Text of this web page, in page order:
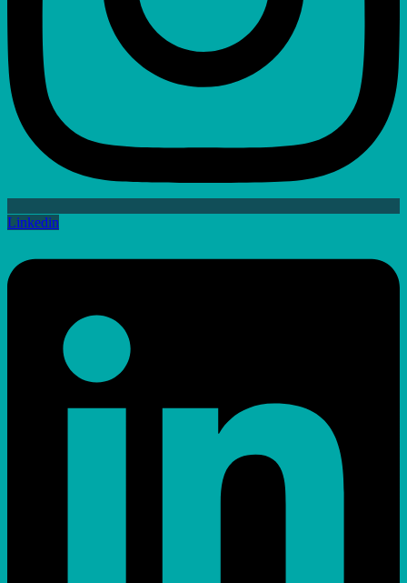
Linkedin